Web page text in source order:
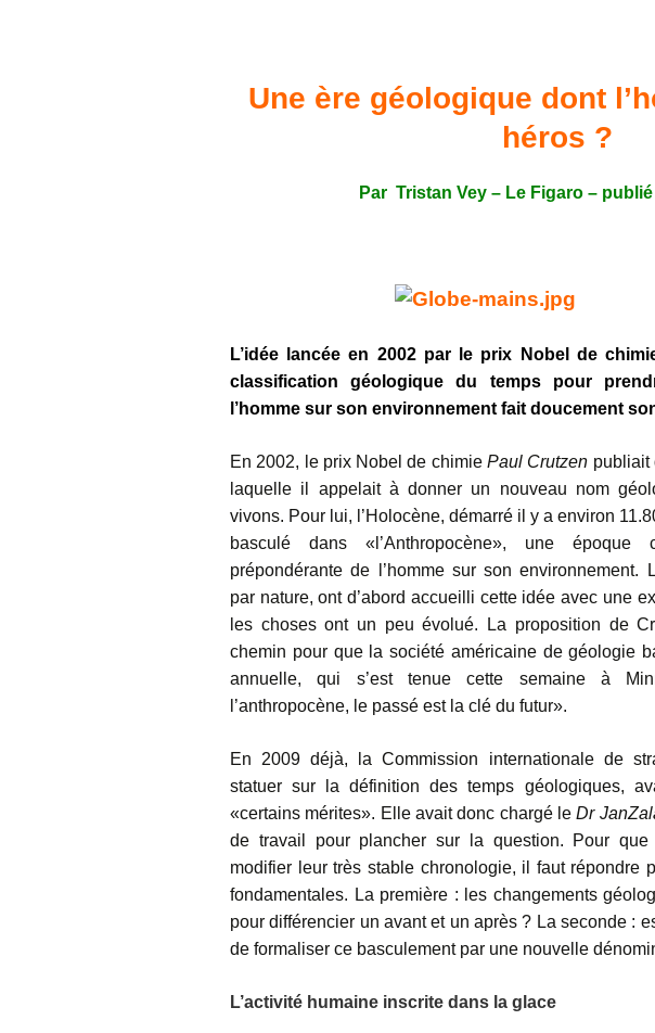
Une ère géologique dont
héros ?
Par Tristan Vey – Le Figaro – publié
L’idée lancée en 2002 par le prix Nobel de
classification géologique du temps pour
l’homme sur son environnement fait doucement
En 2002, le prix Nobel de chimie Paul Crutzen
laquelle il appelait à donner un nouveau nom
vivons. Pour lui, l’Holocène, démarré il y a environ
basculé dans «l’Anthropocène», une époque
prépondérante de l’homme sur son environnement.
par nature, ont d’abord accueilli cette idée avec une
les choses ont un peu évolué. La proposition de
chemin pour que la société américaine de géologie
annuelle, qui s’est tenue cette semaine à
l’anthropocène, le passé est la clé du futur».
En 2009 déjà, la Commission internationale de
statuer sur la définition des temps géologiques,
«certains mérites». Elle avait donc chargé leDr Jan
de travail pour plancher sur la question. Pour
modifier leur très stable chronologie, il faut répondre
fondamentales. La première : les changements
pour différencier un avant et un après ? La seconde :
de formaliser ce basculement par une nouvelle
L’activité humaine inscrite dans la glace